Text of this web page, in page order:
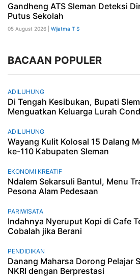
Gandheng ATS Sleman Deteksi
Putus Sekolah
05 August 2026 | Wijatma T S
BACAAN POPULER
ADILUHUNG
Di Tengah Kesibukan, Bupati
Menguatkan Keluarga Lurah
ADILUHUNG
Wayang Kulit Kolosal 15 Dalang
ke-110 Kabupaten Sleman
EKONOMI KREATIF
Ndalem Sekarsuli Bantul, Menu
Pesona Alam Pedesaan
PARIWISATA
Indahnya Nyeruput Kopi di Cafe
Cobalah jika Berani
PENDIDIKAN
Danang Maharsa Dorong Pelajar
NKRI dengan Berprestasi